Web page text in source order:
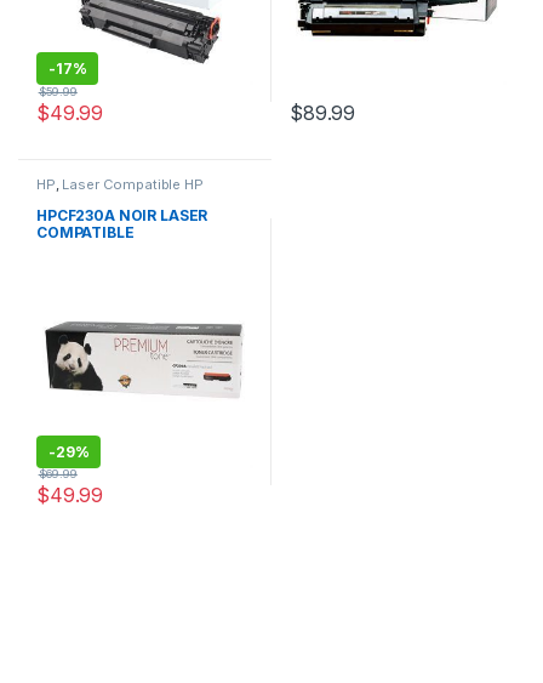
-17%
$49.99
$59.99
$89.99
HP, Laser Compatible HP
HPCF230A NOIR LASER
COMPATIBLE
-29%
$49.99
$69.99